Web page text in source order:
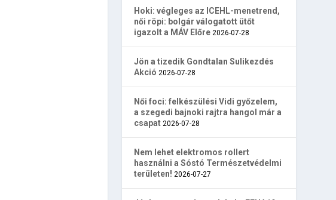
Hoki: végleges az ICEHL-menetrend,
női röpi: bolgár válogatott ütőt
igazolt a MÁV Előre 2026-07-28
Jön a tizedik Gondtalan Sulikezdés
Akció 2026-07-28
Női foci: felkészülési Vidi győzelem,
a szegedi bajnoki rajtra hangol már a
csapat 2026-07-28
Nem lehet elektromos rollert
használni a Sóstó Természetvédelmi
területen! 2026-07-27